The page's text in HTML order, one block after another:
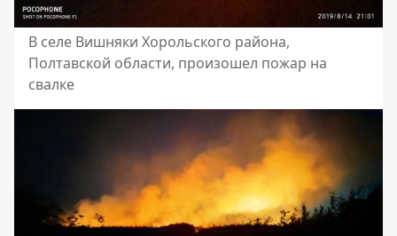
В селе Вишняки Хорольского района,
Полтавской области, произошел пожар на
свалке